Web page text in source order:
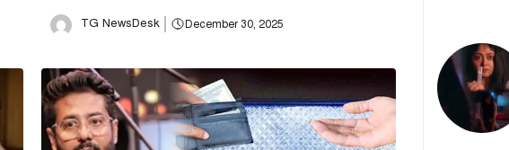
TG NewsDesk December 30, 2025